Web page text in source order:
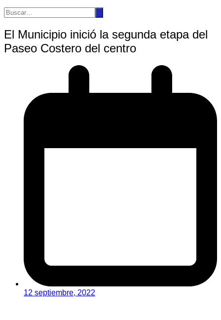
El Municipio inició la segunda etapa del
Paseo Costero del centro
12 septiembre, 2022